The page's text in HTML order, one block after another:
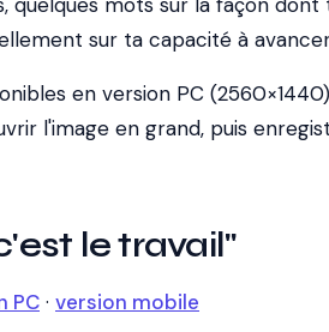
sur ta capacité à
en version PC
l'image en grand, puis
le travail"
PC · version mobile